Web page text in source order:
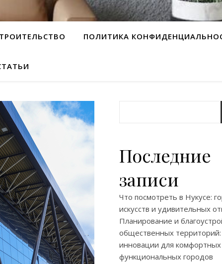
ПОЛИТИКА
Последние
записи
Что посмотреть в Нукусе:
искусств и удивительных
Планирование и
общественных территорий:
инновации для
функциональных городов